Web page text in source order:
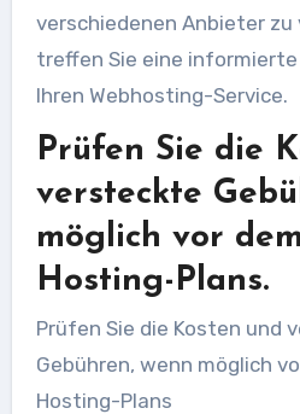
verschiedenen Anbieter zu
treffen Sie eine
Ihren Webhosting-Service.
Prüfen Sie die
versteckte
möglich vor
Hosting-Plans.
Prüfen Sie die Kosten und
Gebühren, wenn möglich
Hosting-Plans